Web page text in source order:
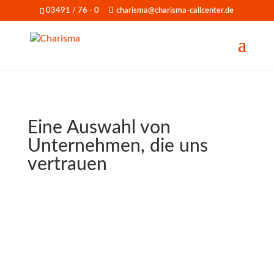
03491 / 76 - 0 charisma@charisma-callcenter.de
Eine Auswahl von
Unternehmen, die uns
vertrauen